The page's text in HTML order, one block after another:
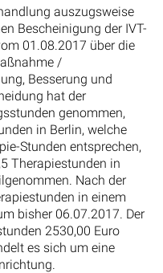
auszugsweise
Bescheinigung der IVT-
01.08.2017 über die
/
Besserung und
hat der
genommen,
in Berlin, welche
Stunden entsprechen,
Therapiestunden in
Nach der
in einem
bisher 06.07.2017. Der
2530,00 Euro
es sich um eine